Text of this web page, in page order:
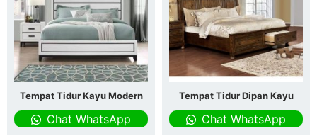
Tempat Tidur Kayu Modern
Chat WhatsApp
Tempat Tidur Dipan Kayu
Chat WhatsApp